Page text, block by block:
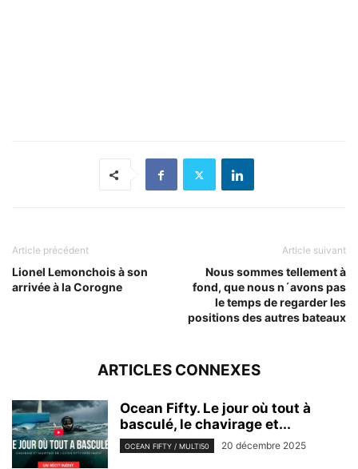
Article précédent
Lionel Lemonchois à son
arrivée à la Corogne
Article suivant
Nous sommes tellement à
fond, que nous n´avons pas
le temps de regarder les
positions des autres bateaux
ARTICLES CONNEXES
Ocean Fifty. Le jour où tout à
basculé, le chavirage et...
OCEAN FIFTY / MULTI50 20 décembre 2025